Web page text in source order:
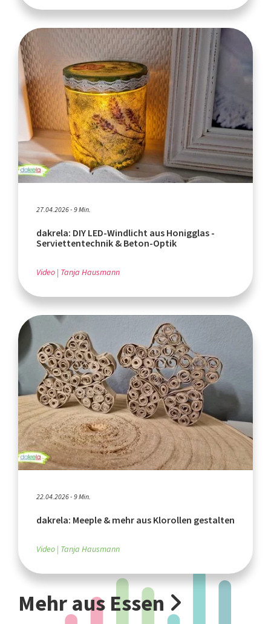
27.04.2026 - 9 Min.
dakrela: DIY LED-Windlicht aus Honigglas -
Serviettentechnik & Beton-Optik
Video Tanja Hausmann
22.04.2026 - 9 Min.
dakrela: Meeple & mehr aus Klorollen gestalten
Video Tanja Hausmann
Mehr aus Essen